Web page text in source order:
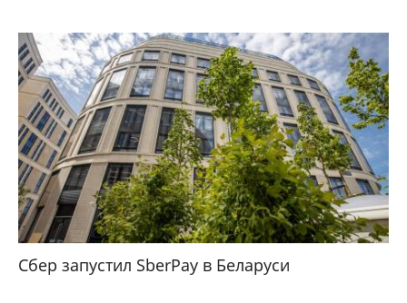
Сбер запустил SberPay в Беларуси